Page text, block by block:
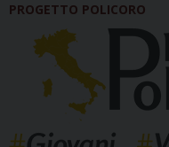
PROGETTO POLICORO